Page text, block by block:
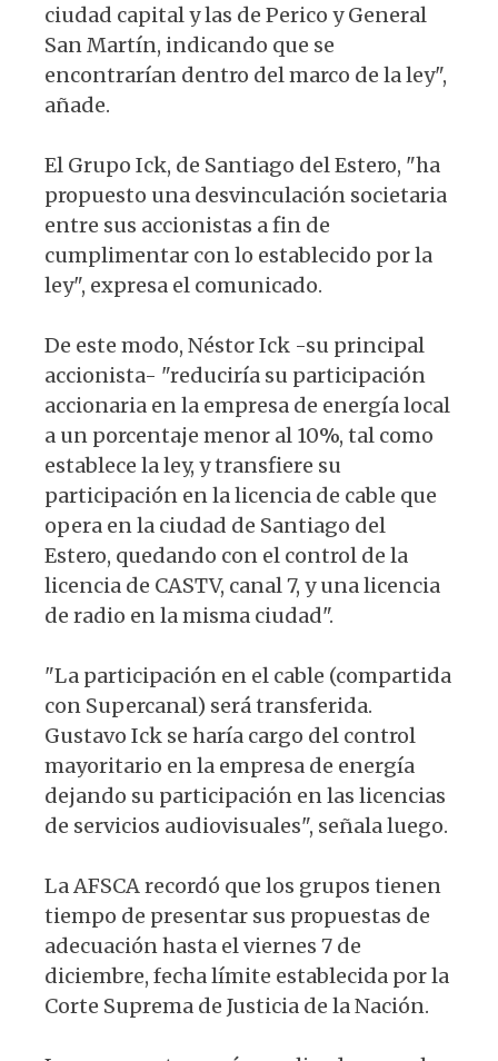
ciudad capital y las de Perico y General
San Martín, indicando que se
encontrarían dentro del marco de la ley",
añade.
El Grupo Ick, de Santiago del Estero, "ha
propuesto una desvinculación societaria
entre sus accionistas a fin de
cumplimentar con lo establecido por la
ley", expresa el comunicado.
De este modo, Néstor Ick -su principal
accionista- "reduciría su participación
accionaria en la empresa de energía local
a un porcentaje menor al 10%, tal como
establece la ley, y transfiere su
participación en la licencia de cable que
opera en la ciudad de Santiago del
Estero, quedando con el control de la
licencia de CASTV, canal 7, y una licencia
de radio en la misma ciudad".
"La participación en el cable (compartida
con Supercanal) será transferida.
Gustavo Ick se haría cargo del control
mayoritario en la empresa de energía
dejando su participación en las licencias
de servicios audiovisuales", señala luego.
La AFSCA recordó que los grupos tienen
tiempo de presentar sus propuestas de
adecuación hasta el viernes 7 de
diciembre, fecha límite establecida por la
Corte Suprema de Justicia de la Nación.